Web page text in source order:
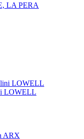
LA PERA
LOWELL